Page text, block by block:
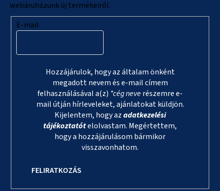
webáruházunk új termékeiről.
E-mail
Hozzájárulok, hogy az általam önként
megadott nevem és e-mail címem
felhasználásával a(z) *cég neverészemre e-
mail útján hírleveleket, ajánlatokat küldjön.
Kijelentem, hogy azadatkezelési
tájékoztatótelolvastam. Megértettem,
hogy a hozzájárulásom bármikor
visszavonhatom.
FELIRATKOZÁS